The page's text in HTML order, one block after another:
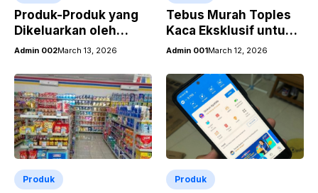
Produk-Produk yang
Dikeluarkan oleh
Alfamart Minimarket:
Kebutuhan Sehari-hari
Admin 002March 13, 2026
Tebus Murah Toples
Kaca Eksklusif untuk
Koleksi Kemilau
Admin 001March 12, 2026
Produk Produk